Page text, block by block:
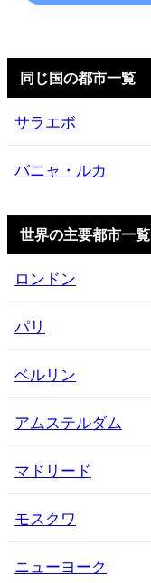
同じ国の都市一覧
サラエボ
バニャ・ルカ
世界の主要都市一覧
ロンドン
パリ
ベルリン
アムステルダム
マドリード
モスクワ
ニューヨーク